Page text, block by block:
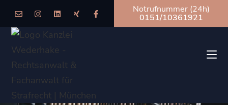
Notrufnummer (24h)
0151/10361921